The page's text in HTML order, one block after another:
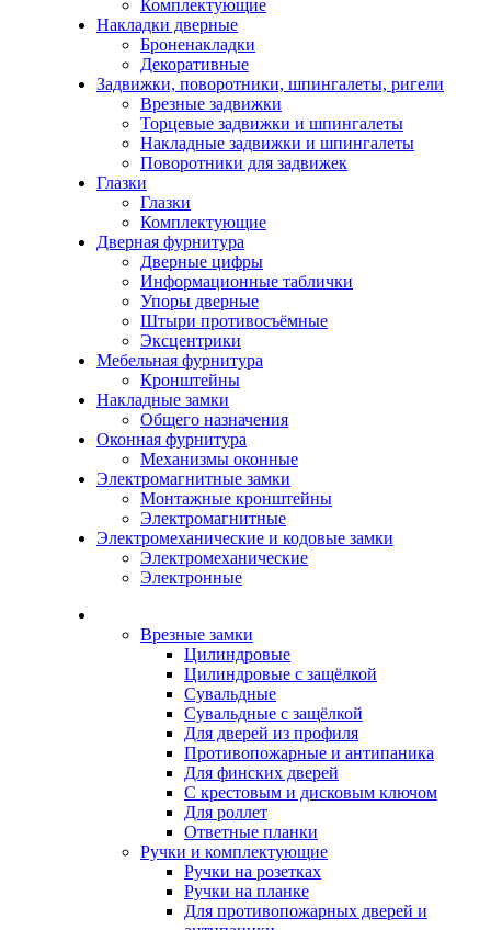
Комплектующие
Накладки дверные
Броненакладки
Декоративные
Задвижки, поворотники, шпингалеты, ригели
Врезные задвижки
Торцевые задвижки и шпингалеты
Накладные задвижки и шпингалеты
Поворотники для задвижек
Глазки
Глазки
Комплектующие
Дверная фурнитура
Дверные цифры
Информационные таблички
Упоры дверные
Штыри противосъёмные
Эксцентрики
Мебельная фурнитура
Кронштейны
Накладные замки
Общего назначения
Оконная фурнитура
Механизмы оконные
Электромагнитные замки
Монтажные кронштейны
Электромагнитные
Электромеханические и кодовые замки
Электромеханические
Электронные
Врезные замки
Цилиндровые
Цилиндровые с защёлкой
Сувальдные
Сувальдные с защёлкой
Для дверей из профиля
Противопожарные и антипаника
Для финских дверей
С крестовым и дисковым ключом
Для роллет
Ответные планки
Ручки и комплектующие
Ручки на розетках
Ручки на планке
Для противопожарных дверей и